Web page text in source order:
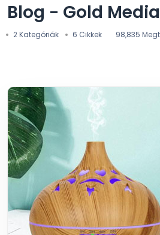
Blog - Gold Media
2 Kategóriák 6 Cikkek 98,835